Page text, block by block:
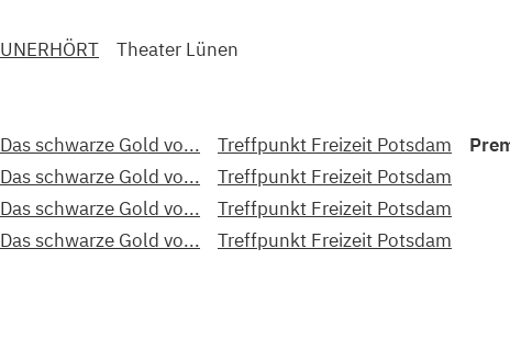
UNERHÖRT Theater Lünen
Das schwarze Gold vo... Treffpunkt Freizeit Potsdam
Das schwarze Gold vo... Treffpunkt Freizeit Potsdam
Das schwarze Gold vo... Treffpunkt Freizeit Potsdam
Das schwarze Gold vo... Treffpunkt Freizeit Potsdam